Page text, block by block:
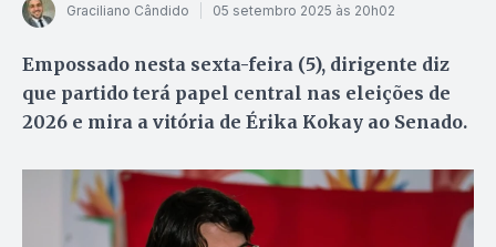
Graciliano Cândido 05 setembro 2025 às 20h02
Empossado nesta sexta-feira (5), dirigente diz
que partido terá papel central nas eleições de
2026 e mira a vitória de Érika Kokay ao Senado.